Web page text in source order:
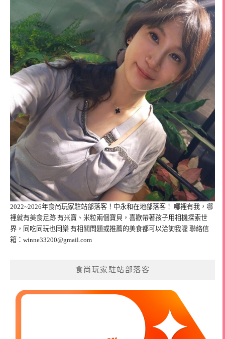
2022~2026年食尚玩家駐站部落客！中永和在地部落客！ 哪裡有我，哪
裡就有美食足跡 有米寶、米粒兩個寶貝，喜歡帶著孩子用相機探索世
界，同吃同玩也同樂 有相關問題或推薦的美食都可以洽詢我喔 聯絡信
箱： winne33200@gmail.com
食尚玩家駐站部落客